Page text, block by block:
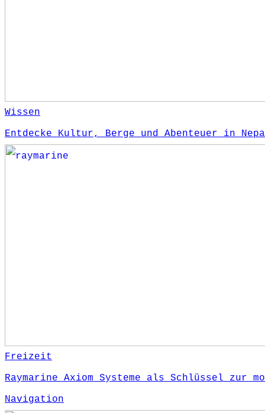
Wissen
Entdecke Kultur, Berge und Abenteuer in
Freizeit
Raymarine Axiom Systeme als Schlüssel zur
Navigation